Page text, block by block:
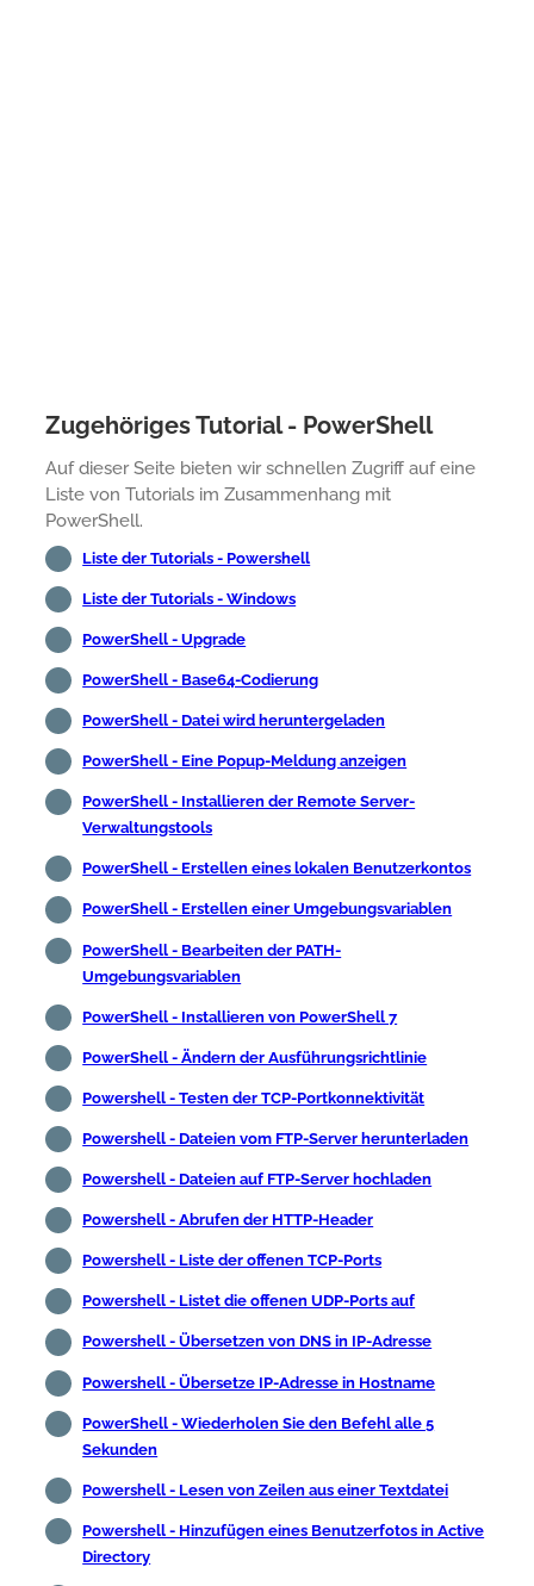
Zugehöriges Tutorial - PowerShell
Auf dieser Seite bieten wir schnellen Zugriff auf eine
Liste von Tutorials im Zusammenhang mit
PowerShell.
Liste der Tutorials - Powershell
Liste der Tutorials - Windows
PowerShell - Upgrade
PowerShell - Base64-Codierung
PowerShell - Datei wird heruntergeladen
PowerShell - Eine Popup-Meldung anzeigen
PowerShell - Installieren der Remote Server-
Verwaltungstools
PowerShell - Erstellen eines lokalen Benutzerkontos
PowerShell - Erstellen einer Umgebungsvariablen
PowerShell - Bearbeiten der PATH-
Umgebungsvariablen
PowerShell - Installieren von PowerShell 7
PowerShell - Ändern der Ausführungsrichtlinie
Powershell - Testen der TCP-Portkonnektivität
Powershell - Dateien vom FTP-Server herunterladen
Powershell - Dateien auf FTP-Server hochladen
Powershell - Abrufen der HTTP-Header
Powershell - Liste der offenen TCP-Ports
Powershell - Listet die offenen UDP-Ports auf
Powershell - Übersetzen von DNS in IP-Adresse
Powershell - Übersetze IP-Adresse in Hostname
PowerShell - Wiederholen Sie den Befehl alle 5
Sekunden
Powershell - Lesen von Zeilen aus einer Textdatei
Powershell - Hinzufügen eines Benutzerfotos in Active
Directory